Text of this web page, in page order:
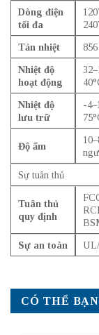
Dòng điện
tối đa
Tản nhiệt
Nhiệt độ
hoạt động
Nhiệt độ
lưu trữ
-
Độ ẩm
Sự tuân thủ
Tuân thủ
quy định
Sự an toàn
CÓ THỂ